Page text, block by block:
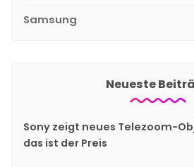
Samsung
Neueste
Sony zeigt neues Telezoom-
das ist der Preis